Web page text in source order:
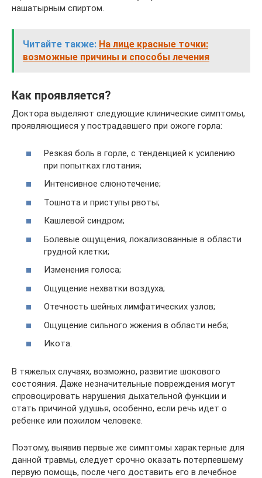
нашатырным спиртом.
Читайте также: На лице красные точки:
возможные причины и способы лечения
Как проявляется?
Доктора выделяют следующие клинические симптомы,
проявляющиеся у пострадавшего при ожоге горла:
Резкая боль в горле, с тенденцией к усилению
при попытках глотания;
Интенсивное слюнотечение;
Тошнота и приступы рвоты;
Кашлевой синдром;
Болевые ощущения, локализованные в области
грудной клетки;
Изменения голоса;
Ощущение нехватки воздуха;
Отечность шейных лимфатических узлов;
Ощущение сильного жжения в области неба;
Икота.
В тяжелых случаях, возможно, развитие шокового
состояния. Даже незначительные повреждения могут
спровоцировать нарушения дыхательной функции и
стать причиной удушья, особенно, если речь идет о
ребенке или пожилом человеке.
Поэтому, выявив первые же симптомы характерные для
данной травмы, следует срочно оказать потерпевшему
первую помощь, после чего доставить его в лечебное